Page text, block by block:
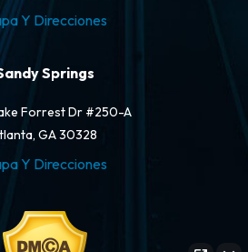
Y Direcciones
Springs
Forrest Dr #250-A
GA 30328
Y Direcciones